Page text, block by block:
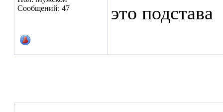
Сообщений: 47
это подстава